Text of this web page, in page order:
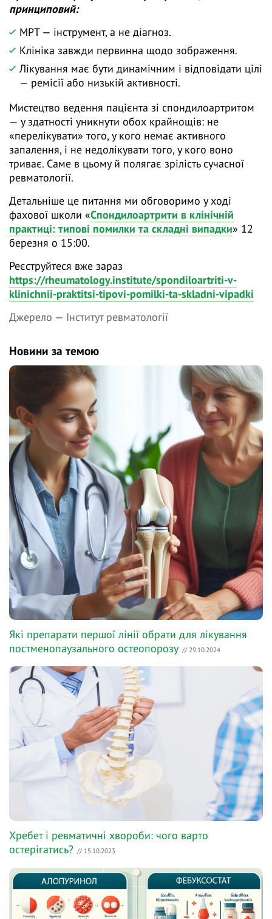
принциповий:
МРТ — інструмент, а не діагноз.
Клініка завжди первинна щодо зображення.
Лікування має бути динамічним і відповідати цілі
— ремісії або низькій активності.
Мистецтво ведення пацієнта зі спондилоартритом
— у здатності уникнути обох крайнощів: не
«перелікувати» того, у кого немає активного
запалення, і не недолікувати того, у кого воно
триває. Саме в цьому й полягає зрілість сучасної
ревматології.
Детальніше це питання ми обговоримо у ході
фахової школи «Спондилоартрити в клінічній
практиці: типові помилки та складні випадки» 12
березня о 15:00.
Реєструйтеся вже зараз
https://rheumatology.institute/spondiloartriti-v-
klinichnii-praktitsi-tipovi-pomilki-ta-skladni-vipadki
Джерело — Інститут ревматології
Новини за темою
Які препарати першої лінії обрати для лікування
постменопаузального остеопорозу // 29.10.2024
Хребет і ревматичні хвороби: чого варто
остерігатись? // 15.10.2023